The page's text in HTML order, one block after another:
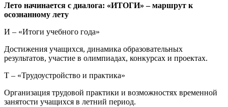
Лето начинается с диалога: «ИТОГИ» – маршрут к
осознанному лету
И – «Итоги учебного года»
Достижения учащихся, динамика образовательных
результатов, участие в олимпиадах, конкурсах и проектах.
Т – «Трудоустройство и практика»
Организация трудовой практики и возможностях временной
занятости учащихся в летний период.